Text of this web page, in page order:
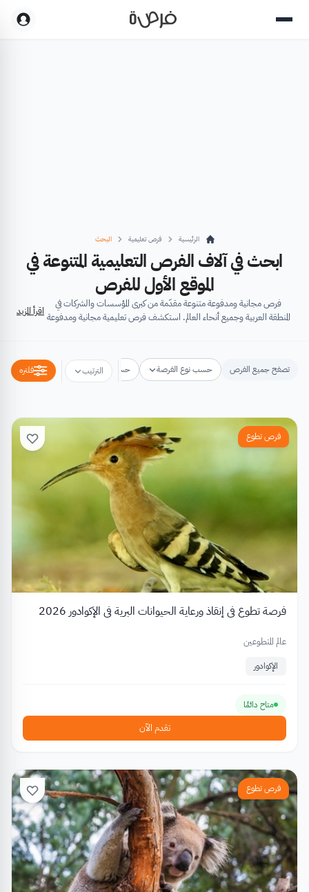
الرئيسية فرص تعليمية البحث
ابحث في آلاف الفرص التعليمية المتنوعة في
الموقع الأول للفرص
فرص مجانية ومدفوعة متنوعة مقدّمة من كبرى المؤسسات والشركات في
المنطقة العربية وجميع أنحاء العالم. استكشف فرص تعليمية مجانية ومدفوعة
الخبرات وبناء القدرات.
اقرأ المزيد
تصفح جميع الفرص حسب نوع الفرصة حسب مكان الفرصة حسب الترتيب فلتره
فرص تطوع
فرصة تطوع في إنقاذ ورعاية الحيوانات البرية في الإكوادور 2026
عالم المتطوعين
الإكوادور
متاح دائمًا
تقدم الآن
فرص تطوع